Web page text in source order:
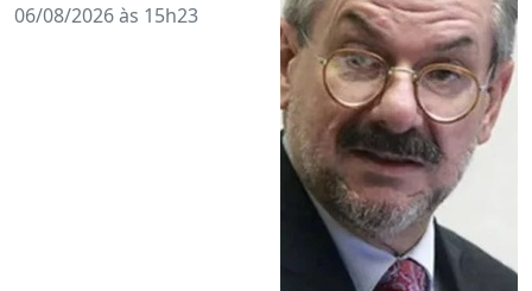
06/08/2026 às 15h23